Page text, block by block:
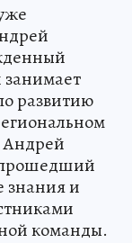
занимает
развитию
Андрей
прошедший
знания и
команды.